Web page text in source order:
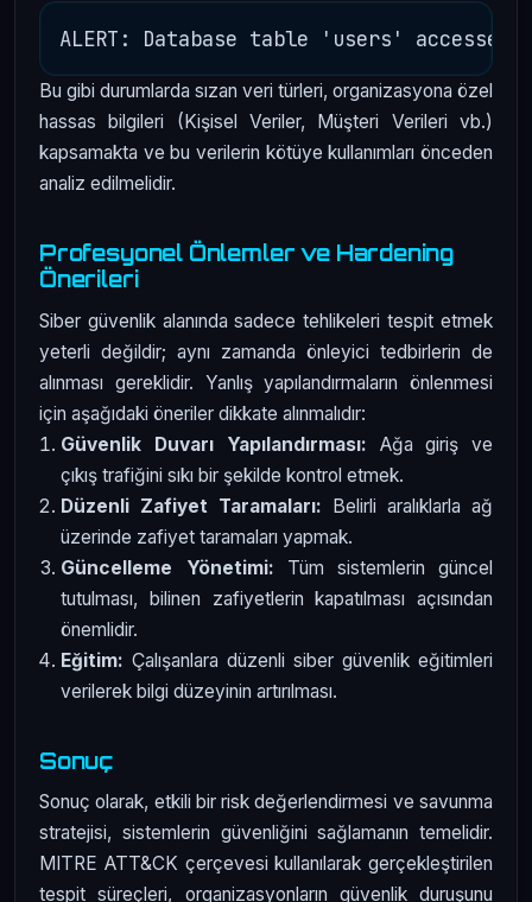
Bu gibi durumlarda sızan veri türleri, organizasyona özel
hassas bilgileri (Kişisel Veriler, Müşteri Verileri vb.)
kapsamakta ve bu verilerin kötüye kullanımları önceden
analiz edilmelidir.
Profesyonel Önlemler ve Hardening
Önerileri
Siber güvenlik alanında sadece tehlikeleri tespit etmek
yeterli değildir; aynı zamanda önleyici tedbirlerin de
alınması gereklidir. Yanlış yapılandırmaların önlenmesi
için aşağıdaki öneriler dikkate alınmalıdır:
Güvenlik Duvarı Yapılandırması: Ağa giriş ve
çıkış trafiğini sıkı bir şekilde kontrol etmek.
Düzenli Zafiyet Taramaları: Belirli aralıklarla ağ
üzerinde zafiyet taramaları yapmak.
Güncelleme Yönetimi: Tüm sistemlerin güncel
tutulması, bilinen zafiyetlerin kapatılması açısından
önemlidir.
Eğitim: Çalışanlara düzenli siber güvenlik eğitimleri
verilerek bilgi düzeyinin artırılması.
Sonuç
Sonuç olarak, etkili bir risk değerlendirmesi ve savunma
stratejisi, sistemlerin güvenliğini sağlamanın temelidir.
MITRE ATT&CK çerçevesi kullanılarak gerçekleştirilen
tespit süreçleri, organizasyonların güvenlik duruşunu